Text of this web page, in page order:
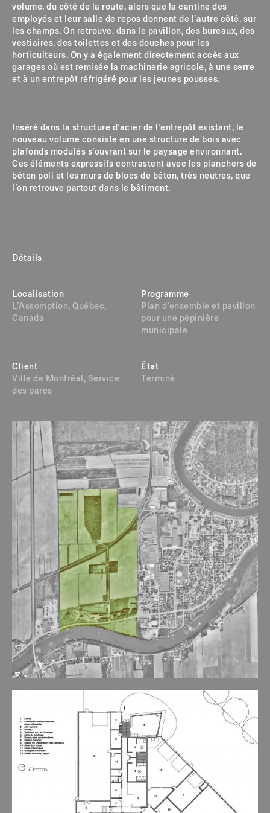
volume, du côté de la route, alors que la cantine des
employés et leur salle de repos donnent de l’autre côté, sur
les champs. On retrouve, dans le pavillon, des bureaux, des
vestiaires, des toilettes et des douches pour les
horticulteurs. On y a également directement accès aux
garages où est remisée la machinerie agricole, à une serre
et à un entrepôt réfrigéré pour les jeunes pousses.
Inséré dans la structure d’acier de l’entrepôt existant, le
nouveau volume consiste en une structure de bois avec
plafonds modulés s’ouvrant sur le paysage environnant.
Ces éléments expressifs contrastent avec les planchers de
béton poli et les murs de blocs de béton, très neutres, que
l’on retrouve partout dans le bâtiment.
Détails
Localisation
L’Assomption, Québec,
Canada
Programme
Plan d’ensemble et pavillon
pour une pépinière
municipale
Client
Ville de Montréal, Service
des parcs
État
Terminé